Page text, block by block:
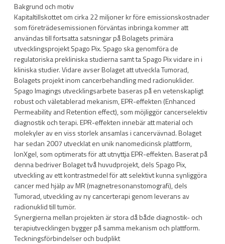
Bakgrund och motiv
Kapitaltillskottet om cirka 22 miljoner kr före emissionskostnader
som företrädesemissionen förväntas inbringa kommer att
användas till fortsatta satsningar på Bolagets primära
utvecklingsprojekt Spago Pix. Spago ska genomföra de
regulatoriska prekliniska studierna samt ta Spago Pix vidare in i
kliniska studier. Vidare avser Bolaget att utveckla Tumorad,
Bolagets projekt inom cancerbehandling med radionuklider.
Spago Imagings utvecklingsarbete baseras på en vetenskapligt
robust och väletablerad mekanism, EPR-effekten (Enhanced
Permeability and Retention effect), som möjliggör cancerselektiv
diagnostik och terapi. EPR-effekten innebär att material och
molekyler av en viss storlek ansamlas i cancervävnad. Bolaget
har sedan 2007 utvecklat en unik nanomedicinsk plattform,
IonXgel, som optimerats för att utnyttja EPR-effekten. Baserat på
denna bedriver Bolaget två huvudprojekt, dels Spago Pix,
utveckling av ett kontrastmedel för att selektivt kunna synliggöra
cancer med hjälp av MR (magnetresonanstomografi), dels
Tumorad, utveckling av ny cancerterapi genom leverans av
radionuklid till tumör.
Synergierna mellan projekten är stora då både diagnostik- och
terapiutvecklingen bygger på samma mekanism och plattform.
Teckningsförbindelser och budplikt